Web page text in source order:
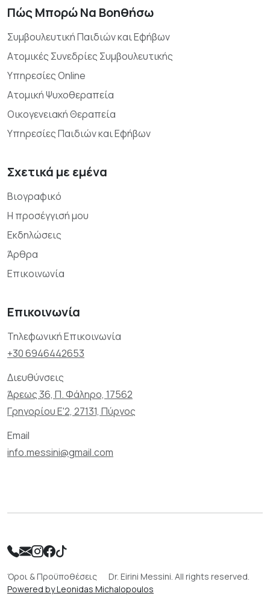
Πώς Μπορώ Να Βοηθήσω
Συμβουλευτική Παιδιών και Εφήβων
Ατομικές Συνεδρίες Συμβουλευτικής
Υπηρεσίες Online
Ατομική Ψυχοθεραπεία
Οικογενειακή Θεραπεία
Υπηρεσίες Παιδιών και Εφήβων
Σχετικά με εμένα
Βιογραφικό
Η προσέγγισή μου
Εκδηλώσεις
Άρθρα
Επικοινωνία
Επικοινωνία
Τηλεφωνική Επικοινωνία
+30 6946442653
Διευθύνσεις
Άρεως 36, Π. Φάληρο, 17562
Γρηγορίου Ε'2, 27131, Πύργος
Email
info.messini@gmail.com
Όροι & Προϋποθέσεις
Dr. Eirini Messini. All rights reserved.
Powered by Leonidas Michalopoulos